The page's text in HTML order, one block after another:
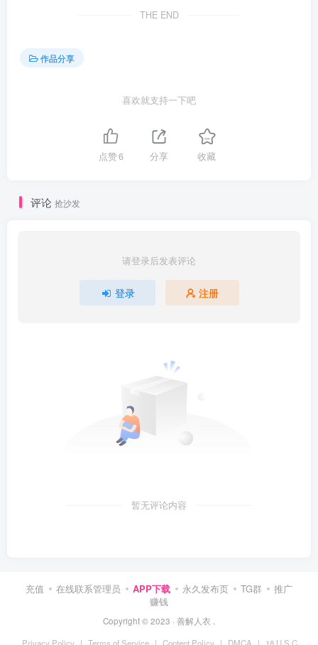
THE END
作品分享
喜欢就支持一下吧
点赞6 分享 收藏
评论 抢沙发
请登录后发表评论
登录 注册
暂无评论内容
充值 在线联系管理员 APP下载 永久发布页 TG群
推广
赚钱
Copyright © 2023 · 善解人衣